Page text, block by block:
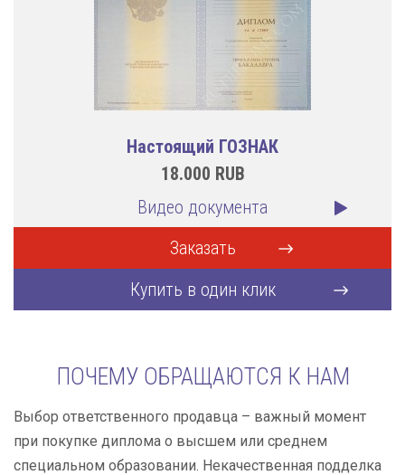
Настоящий ГОЗНАК
18.000 RUB
Видео документа
Заказать
Купить в один клик
ПОЧЕМУ ОБРАЩАЮТСЯ К НАМ
Выбор ответственного продавца – важный момент
при покупке диплома о высшем или среднем
специальном образовании. Некачественная подделка